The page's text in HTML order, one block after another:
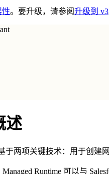
性。要升级，请参阅升级到 v3
述
于两项关键技术：用于创建
Runtime 可以与